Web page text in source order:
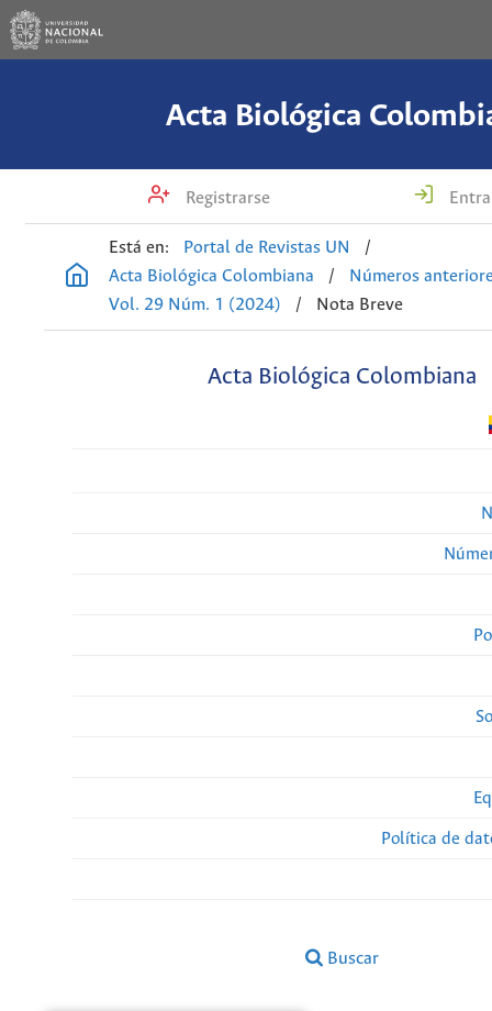
Acta Biológica
Registrarse
Está en: Portal de Revistas UN
/
Acta Biológica Colombiana
/
Números
Vol. 29 Núm. 1 (2024)
/ Nota Breve
Acta Biológica Colombiana
Política de
Buscar